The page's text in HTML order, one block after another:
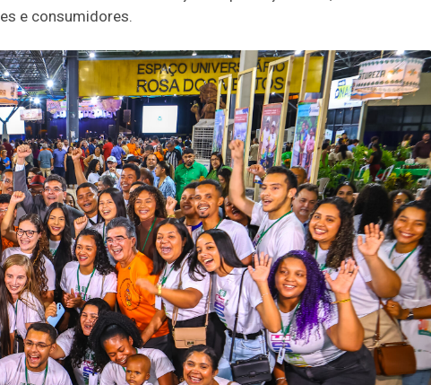
e consumidores.